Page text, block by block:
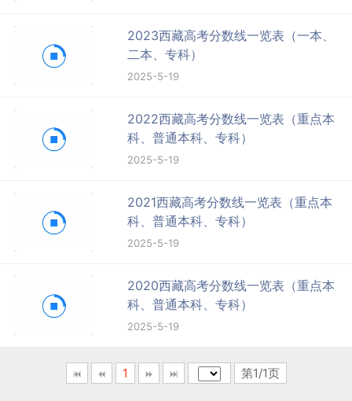
2023西藏高考分数线一览表（一本、
二本、专科）
2025-5-19
2022西藏高考分数线一览表（重点本
科、普通本科、专科）
2025-5-19
2021西藏高考分数线一览表（重点本
科、普通本科、专科）
2025-5-19
2020西藏高考分数线一览表（重点本
科、普通本科、专科）
2025-5-19
1 第1/1页